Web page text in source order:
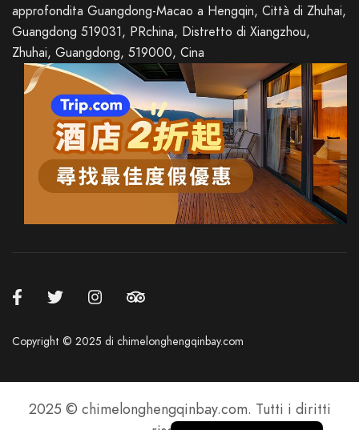
approfondita Guangdong-Macao a Hengqin, Città di Zhuhai,
Guangdong 519031, PRchina, Distretto di Xiangzhou,
Zhuhai, Guangdong, 519000, Cina
Copyright © 2025 di chimelonghengqinbay.com
2025 © chimelonghengqinbay.com. Tutti i diritti
English
Russian
French